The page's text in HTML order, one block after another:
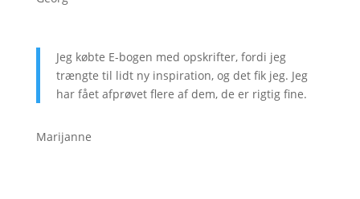
Jeg købte E-bogen med opskrifter, fordi jeg
trængte til lidt ny inspiration, og det fik jeg. Jeg
har fået afprøvet flere af dem, de er rigtig fine.
Marijanne